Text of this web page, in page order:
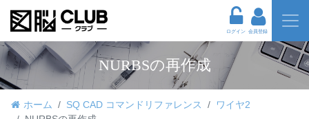
ログイン 会員登録
NURBSの再作成
ホーム SQ CAD コマンドリファレンス
ワイヤ2